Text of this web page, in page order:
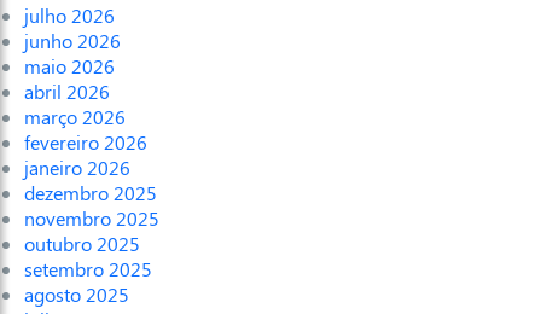
julho 2026
junho 2026
maio 2026
abril 2026
março 2026
fevereiro 2026
janeiro 2026
dezembro 2025
novembro 2025
outubro 2025
setembro 2025
agosto 2025